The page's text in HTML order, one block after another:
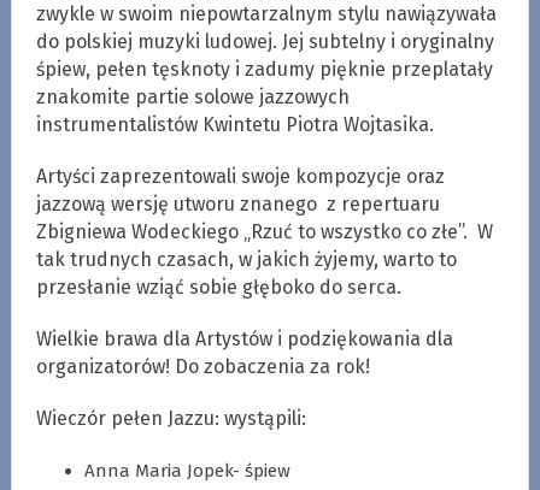
zwykle w swoim niepowtarzalnym stylu nawiązywała
do polskiej muzyki ludowej. Jej subtelny i oryginalny
śpiew, pełen tęsknoty i zadumy pięknie przeplatały
znakomite partie solowe jazzowych
instrumentalistów Kwintetu Piotra Wojtasika.
Artyści zaprezentowali swoje kompozycje oraz
jazzową wersję utworu znanego z repertuaru
Zbigniewa Wodeckiego „Rzuć to wszystko co złe”. W
tak trudnych czasach, w jakich żyjemy, warto to
przesłanie wziąć sobie głęboko do serca.
Wielkie brawa dla Artystów i podziękowania dla
organizatorów! Do zobaczenia za rok!
Wieczór pełen Jazzu: wystąpili:
Anna Maria Jopek- śpiew